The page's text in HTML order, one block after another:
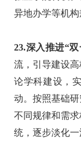
异地办学等机构
23.深入推进“双
流，引导建设
论学科建设，
动。按照基础
不同规律和需
统，逐步淡化